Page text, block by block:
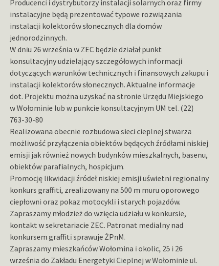
Producenci i dystrybutorzy instalacji solarnych oraz firmy
instalacyjne będą prezentować typowe rozwiązania
instalacji kolektorów słonecznych dla domów
jednorodzinnych.
W dniu 26 września w ZEC będzie działał punkt
konsultacyjny udzielający szczegółowych informacji
dotyczących warunków technicznych i finansowych zakupu i
instalacji kolektorów słonecznych. Aktualne informacje
dot. Projektu można uzyskać na stronie Urzędu Miejskiego
w Wołominie lub w punkcie konsultacyjnym UM tel. (22)
763-30-80
Realizowana obecnie rozbudowa sieci cieplnej stwarza
możliwość przyłączenia obiektów będących źródłami niskiej
emisji jak również nowych budynków mieszkalnych, basenu,
obiektów parafialnych, hospicjum.
Promocję likwidacji źródeł niskiej emisji uświetni regionalny
konkurs graffiti, zrealizowany na 500 m muru oporowego
ciepłowni oraz pokaz motocykli i starych pojazdów.
Zapraszamy młodzież do wzięcia udziału w konkursie,
kontakt w sekretariacie ZEC. Patronat medialny nad
konkursem graffiti sprawuje ŻPnM.
Zapraszamy mieszkańców Wołomina i okolic, 25 i 26
września do Zakładu Energetyki Cieplnej w Wołominie ul.